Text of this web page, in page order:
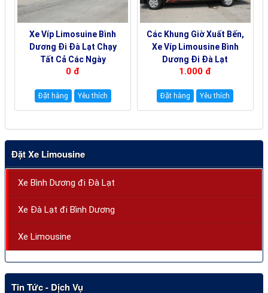
Xe Víp Limosuine Bình
Dương Đi Đà Lạt Chạy
Tất Cả Các Ngày
19000144
0 đ
Đặt hàng Yêu thích
Các Khung Giờ Xuất Bến,
Xe Víp Limousine Bình
Dương Đi Đà Lạt
19000180
1.000 đ
Đặt hàng Yêu thích
Đặt Xe Limousine
Xe Bình Dương đi Đà Lạt
Xe Đà Lạt đi Bình Dương
Xe Limousine
Tin Tức - Dịch Vụ